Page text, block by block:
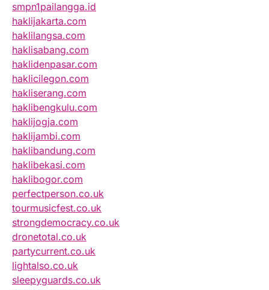
smpn1pailangga.id
haklijakarta.com
haklilangsa.com
haklisabang.com
haklidenpasar.com
haklicilegon.com
hakliserang.com
haklibengkulu.com
haklijogja.com
haklijambi.com
haklibandung.com
haklibekasi.com
haklibogor.com
perfectperson.co.uk
tourmusicfest.co.uk
strongdemocracy.co.uk
dronetotal.co.uk
partycurrent.co.uk
lightalso.co.uk
sleepyguards.co.uk